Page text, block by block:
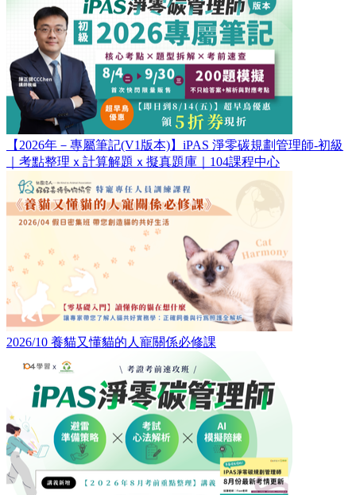
【2026年－專屬筆記(V1版本)】iPAS 淨零碳規劃管理師-初級
｜考點整理ｘ計算解題ｘ擬真題庫｜104課程中心
2026/10 養貓又懂貓的人寵關係必修課